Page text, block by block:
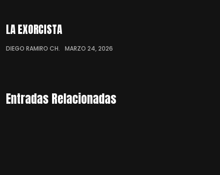
LA EXORCISTA
DIEGO RAMIRO CH. MARZO 24, 2026
Entradas Relacionadas